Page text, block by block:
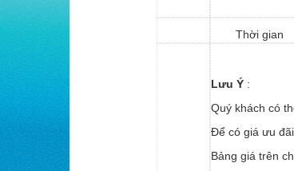
Thời gian
Lưu Ý:
Quý khách có
Để có giá ưu
Bảng giá trên